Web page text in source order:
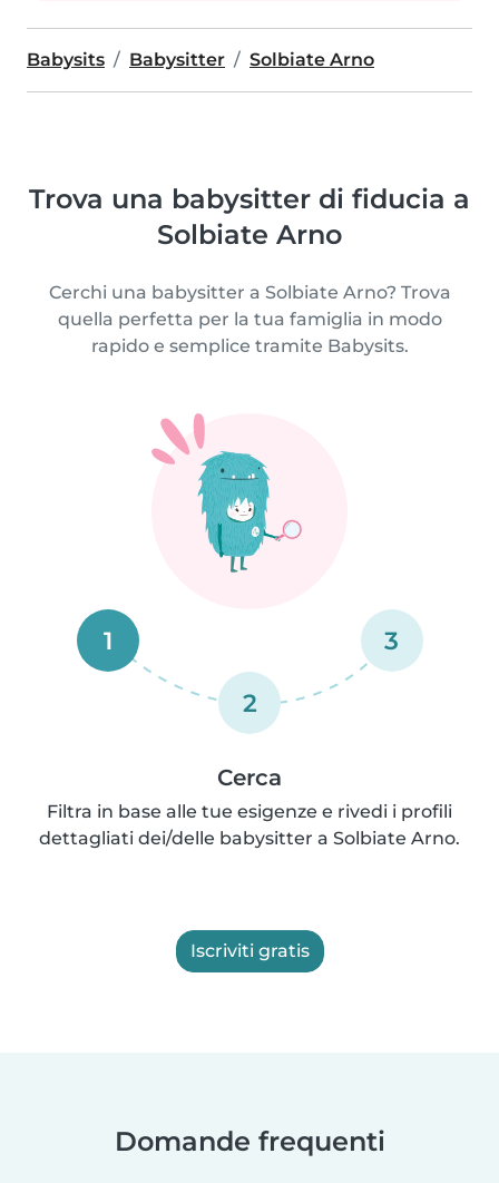
Babysits Babysitter Solbiate Arno
Trova una babysitter di fiducia a
Solbiate Arno
Cerchi una babysitter a Solbiate Arno? Trova
quella perfetta per la tua famiglia in modo
rapido e semplice tramite Babysits.
1
2
3
Cerca
Filtra in base alle tue esigenze e rivedi i profili
dettagliati dei/delle babysitter a Solbiate Arno.
Iscriviti gratis
Domande frequenti